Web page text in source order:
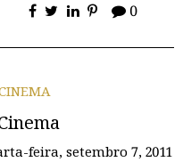
0
feira, setembro 7, 2011